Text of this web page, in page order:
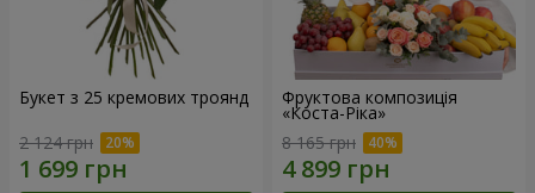
Букет з 25 кремових троянд
2 124 грн
Фруктова композиція
«Коста-Ріка»
8 165 грн